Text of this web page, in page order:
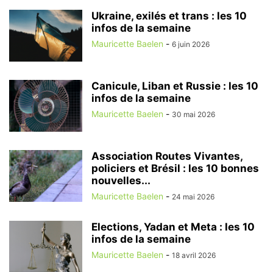
Ukraine, exilés et trans : les 10
infos de la semaine
Mauricette Baelen - 6 juin 2026
Canicule, Liban et Russie : les 10
infos de la semaine
Mauricette Baelen - 30 mai 2026
Association Routes Vivantes,
policiers et Brésil : les 10 bonnes
nouvelles...
Mauricette Baelen - 24 mai 2026
Elections, Yadan et Meta : les 10
infos de la semaine
Mauricette Baelen - 18 avril 2026